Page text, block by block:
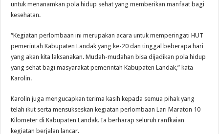
untuk menanamkan pola hidup sehat yang memberikan manfaat bagi
kesehatan.
“Kegiatan perlombaan ini merupakan acara untuk memperingati HUT
pemerintah Kabupaten Landak yang ke-20 dan tinggal beberapa hari
yang akan kita laksanakan. Mudah-mudahan bisa dijadikan pola hidup
yang sehat bagi masyarakat pemerintah Kabupaten Landak,” kata
Karolin.
Karolin juga mengucapkan terima kasih kepada semua pihak yang
telah ikut serta mensukseskan kegiatan perlombaan Lari Maraton 10
Kilometer di Kabupaten Landak. Ia berharap seluruh ranfkaian
kegiatan berjalan lancar.